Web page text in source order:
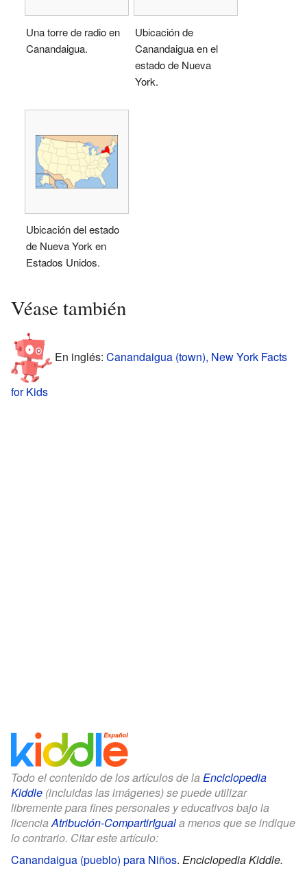
Una torre de radio en
Canandaigua.
Ubicación de
Canandaigua en el
estado de Nueva
York.
Ubicación del estado
de Nueva York en
Estados Unidos.
Véase también
En inglés: Canandaigua (town), New York Facts
for Kids
Todo el contenido de los artículos de la Enciclopedia
Kiddle (incluidas las imágenes) se puede utilizar
libremente para fines personales y educativos bajo la
licenciaAtribución-CompartirIguala menos que se indique
lo contrario. Citar este artículo:
Canandaigua (pueblo) para Niños. Enciclopedia Kiddle.